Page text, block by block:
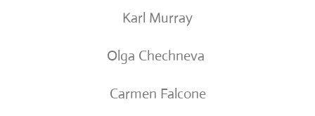
Karl Murray
Olga Chechneva
Carmen Falcone